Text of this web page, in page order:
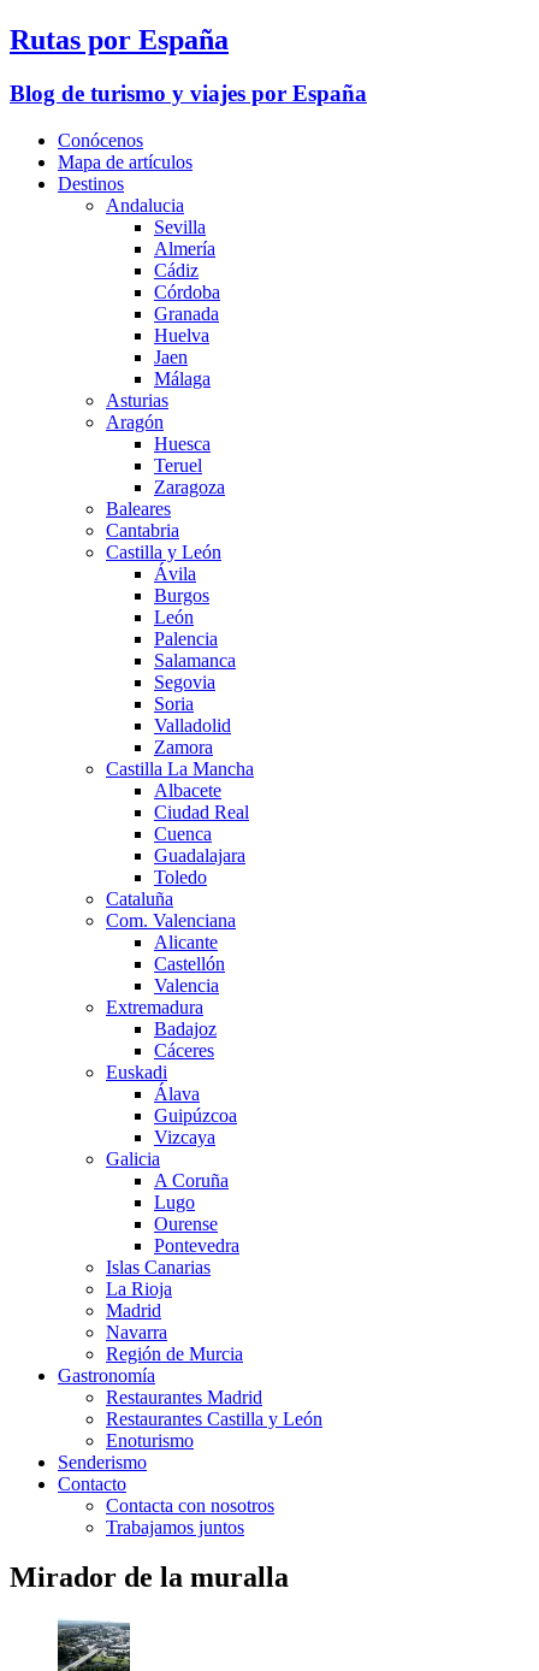
Rutas por España
Blog de turismo y viajes por España
Conócenos
Mapa de artículos
Destinos
Andalucia
Sevilla
Almería
Cádiz
Córdoba
Granada
Huelva
Jaen
Málaga
Asturias
Aragón
Huesca
Teruel
Zaragoza
Baleares
Cantabria
Castilla y León
Ávila
Burgos
León
Palencia
Salamanca
Segovia
Soria
Valladolid
Zamora
Castilla La Mancha
Albacete
Ciudad Real
Cuenca
Guadalajara
Toledo
Cataluña
Com. Valenciana
Alicante
Castellón
Valencia
Extremadura
Badajoz
Cáceres
Euskadi
Álava
Guipúzcoa
Vizcaya
Galicia
A Coruña
Lugo
Ourense
Pontevedra
Islas Canarias
La Rioja
Madrid
Navarra
Región de Murcia
Gastronomía
Restaurantes Madrid
Restaurantes Castilla y León
Enoturismo
Senderismo
Contacto
Contacta con nosotros
Trabajamos juntos
Mirador de la muralla